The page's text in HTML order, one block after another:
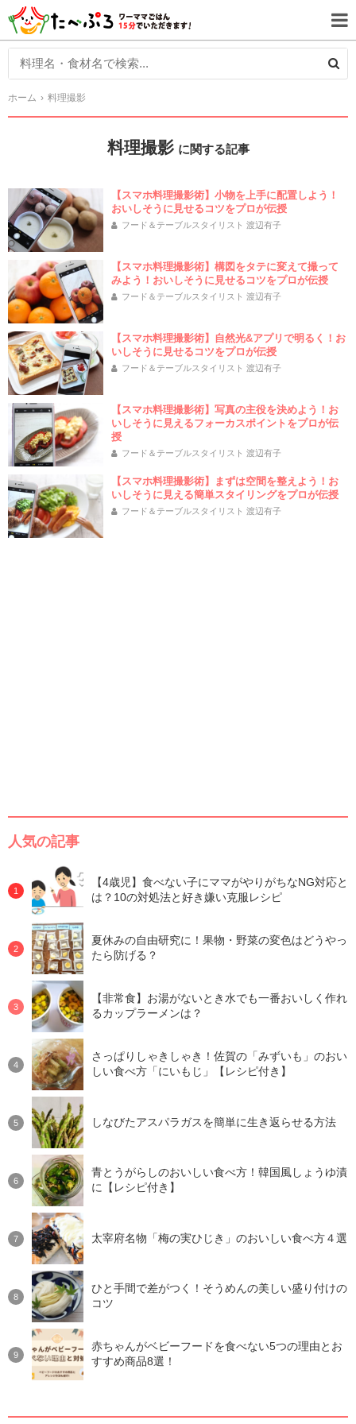
ホーム 料理撮影
料理撮影 に関する記事
【スマホ料理撮影術】小物を上手に配置しよう！
おいしそうに見せるコツをプロが伝授
フード＆テーブルスタイリスト 渡辺有子
【スマホ料理撮影術】構図をタテに変えて撮って
みよう！おいしそうに見せるコツをプロが伝授
フード＆テーブルスタイリスト 渡辺有子
【スマホ料理撮影術】自然光&アプリで明るく！お
いしそうに見せるコツをプロが伝授
フード＆テーブルスタイリスト 渡辺有子
【スマホ料理撮影術】写真の主役を決めよう！お
いしそうに見えるフォーカスポイントをプロが伝
授
フード＆テーブルスタイリスト 渡辺有子
【スマホ料理撮影術】まずは空間を整えよう！お
いしそうに見える簡単スタイリングをプロが伝授
フード＆テーブルスタイリスト 渡辺有子
人気の記事
【4歳児】食べない子にママがやりがちなNG対応と
は？10の対処法と好き嫌い克服レシピ
夏休みの自由研究に！果物・野菜の変色はどうやっ
たら防げる？
【非常食】お湯がないとき水でも一番おいしく作れ
るカップラーメンは？
さっぱりしゃきしゃき！佐賀の「みずいも」のおい
しい食べ方「にいもじ」【レシピ付き】
しなびたアスパラガスを簡単に生き返らせる方法
青とうがらしのおいしい食べ方！韓国風しょうゆ漬
に【レシピ付き】
太宰府名物「梅の実ひじき」のおいしい食べ方４選
ひと手間で差がつく！そうめんの美しい盛り付けの
コツ
赤ちゃんがベビーフードを食べない5つの理由とお
すすめ商品8選！